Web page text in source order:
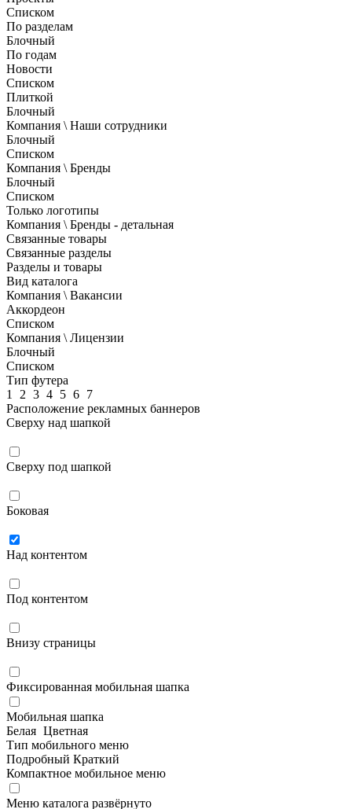
Списком
По разделам
Блочный
По годам
Новости
Списком
Плиткой
Блочный
Компания \ Наши сотрудники
Блочный
Списком
Компания \ Бренды
Блочный
Списком
Только логотипы
Компания \ Бренды - детальная
Связанные товары
Связанные разделы
Разделы и товары
Вид каталога
Компания \ Вакансии
Аккордеон
Списком
Компания \ Лицензии
Блочный
Списком
Тип футера
1
2 3 4 5 6 7
Расположение рекламных баннеров
Сверху над шапкой
Сверху под шапкой
Боковая
Над контентом
Под контентом
Внизу страницы
Фиксированная мобильная шапка
Мобильная шапка
Белая Цветная
Тип мобильного меню
Подробный Краткий
Компактное мобильное меню
Меню каталога развёрнуто